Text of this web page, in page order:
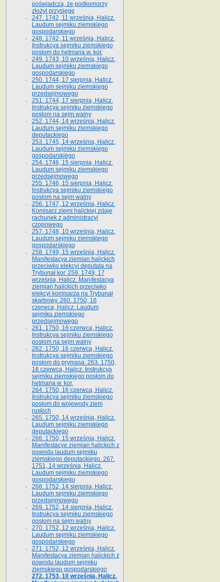
poświadcza, że podkomorzy
złożył przysięgę
247. 1742, 11 września, Halicz.
Laudum sejmiku ziemskiego
gospodarskiego
248. 1742, 11 września, Halicz.
Instrukcya sejmiku ziemskiego
posłom do hetmana w. kor.
249. 1743, 10 września, Halicz.
Laudum sejmiku ziemskiego
gospodarskiego
250. 1744, 17 sierpnia, Halicz.
Laudum sejmiku ziemskiego
przedsejmowego
251. 1744, 17 sierpnia, Halicz.
Instrukcya sejmiku ziemskiego
posłom na sejm walny
252. 1744, 14 września, Halicz.
Laudum sejmiku ziemskiego
deputackiego
253. 1745, 14 września, Halicz.
Laudum sejmiku ziemskiego
gospodarskiego
254. 1746, 15 sierpnia, Halicz.
Laudum sejmiku ziemskiego
przedsejmowego
255. 1746, 15 sierpnia, Halicz.
Instrukcya sejmiku ziemskiego
posłom na sejm walny
256. 1747, 12 września, Halicz.
Komisarz ziemi halickiej zdaje
rachunek z administracyi
czopowego
257. 1748, 10 września, Halicz.
Laudum sejmiku ziemskiego
gospodarskiego
258. 1749, 15 września, Halicz.
Manifestacya ziemian halickich
przeciwko elekcyi deputata na
Trybunał kor. 259. 1749, 17
września, Halicz. Manifestacya
ziemian halickich przeciwko
elekcyi komisarza na Trybunał
skarbowy. 260. 1750, 16
czerwca, Halicz. Laudum
sejmiku ziemskiego
przedsejmowego
261. 1750, 16 czerwca, Halicz.
Instrukcya sejmiku ziemskiego
posłom na sejm walny
262. 1750, 16 czerwca, Halicz.
Instrukcya sejmiku ziemskiego
posłom do prymasa. 263. 1750,
16 czerwca, Halicz. Instrukcya
sejmiku ziemskiego posłom do
hetmana w. kor.
264. 1750, 16 czerwca, Halicz.
Instrukcya sejmiku ziemskiego
posłom do wojewody ziem
ruskich
265. 1750, 14 września, Halicz.
Laudum sejmiku ziemskiego
deputackiego
266. 1750, 15 września, Halicz.
Manifestacye ziemian halickich z
powodu laudum sejmiku
ziemskiego deputackiego. 267.
1751, 14 września, Halicz.
Laudum sejmiku ziemskiego
gospodarskiego
268. 1752, 14 sierpnia, Halicz.
Laudum sejmiku ziemskiego
przedsejmowego
269. 1752, 14 sierpnia, Halicz.
Instrukcya sejmiku ziemskiego
posłom na sejm walny
270. 1752, 12 września, Halicz.
Laudum sejmiku ziemskiego
gospodarskiego
271. 1752, 12 września, Halicz.
Manifestacya ziemian halickich z
powodu laudum sejmiku
ziemskiego gospodarskiego
272. 1753, 10 września, Halicz.